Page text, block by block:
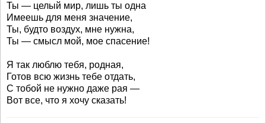
Ты — целый мир, лишь ты одна
Имеешь для меня значение,
Ты, будто воздух, мне нужна,
Ты — смысл мой, мое спасение!
Я так люблю тебя, родная,
Готов всю жизнь тебе отдать,
С тобой не нужно даже рая —
Вот все, что я хочу сказать!